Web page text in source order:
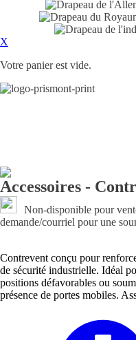
X
Votre panier est vide.
Accessoires -
Non-disponible pour
demande/courriel pour une
Contrevent conçu pour
de sécurité industrielle. Idéal
positions défavorables ou
présence de portes mobiles.